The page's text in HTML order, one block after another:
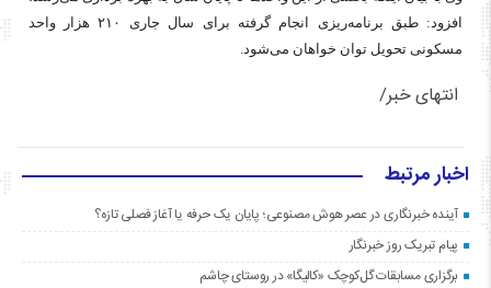
افزود: طبق برنامه‌ریزی انجام گرفته برای سال جاری ۲۱۰ هزار واحد
مسکونی تحویل توان خواهان می‌شود.
انتهای خبر/
اخبار مرتبط
آینده خبرنگاری در عصر هوش مصنوعی؛ پایان یک حرفه یا آغاز فصلی تازه؟
پیام تبریک روز خبرنگار
برگزاری مسابقات گل‌کوچک «کالیگا» در روستای چاشم